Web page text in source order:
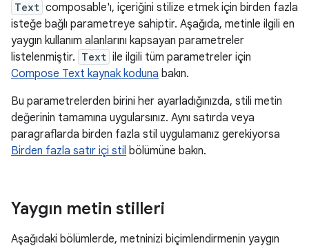
Text composable'ı, içeriğini stilize etmek için birden fazla
isteğe bağlı parametreye sahiptir. Aşağıda, metinle ilgili en
yaygın kullanım alanlarını kapsayan parametreler
listelenmiştir. Text ile ilgili tüm parametreler için
Compose Text kaynak koduna bakın.
Bu parametrelerden birini her ayarladığınızda, stili metin
değerinin tamamına uygularsınız. Aynı satırda veya
paragraflarda birden fazla stil uygulamanız gerekiyorsa
Birden fazla satır içi stil bölümüne bakın.
Yaygın metin stilleri
Aşağıdaki bölümlerde, metninizi biçimlendirmenin yaygın